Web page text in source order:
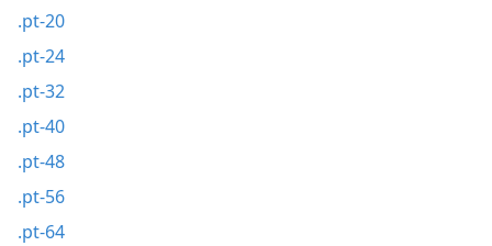
.pt-20
.pt-24
.pt-32
.pt-40
.pt-48
.pt-56
.pt-64